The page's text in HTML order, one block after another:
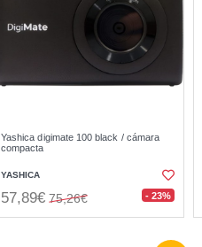
Yashica digimate 100 black / cámara
compacta
YASHICA
57,89€ 75,26€ - 23%